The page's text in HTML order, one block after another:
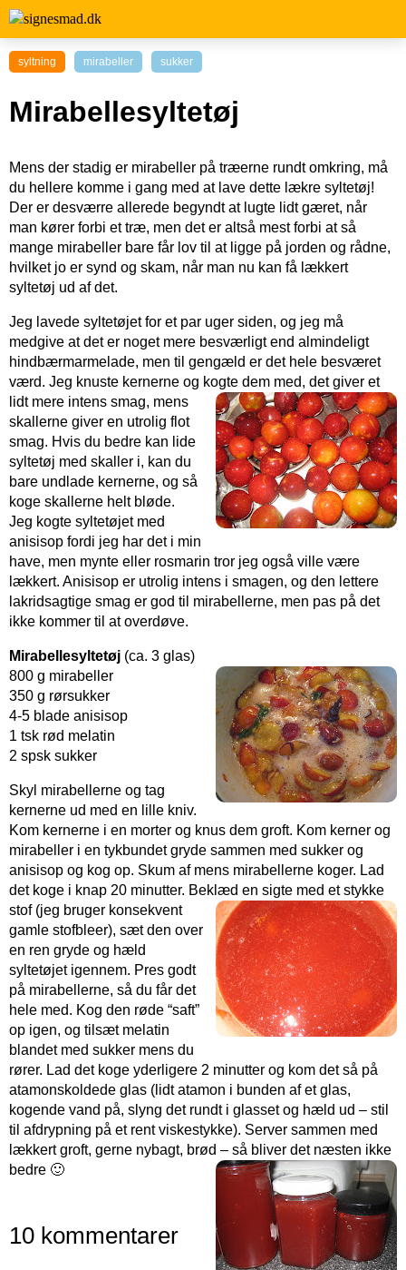
syltning mirabeller sukker
Mirabellesyltetøj
Mens der stadig er mirabeller på træerne rundt omkring, må
du hellere komme i gang med at lave dette lækre syltetøj!
Der er desværre allerede begyndt at lugte lidt gæret, når
man kører forbi et træ, men det er altså mest forbi at så
mange mirabeller bare får lov til at ligge på jorden og rådne,
hvilket jo er synd og skam, når man nu kan få lækkert
syltetøj ud af det.
Jeg lavede syltetøjet for et par uger siden, og jeg må
medgive at det er noget mere besværligt end almindeligt
hindbærmarmelade, men til gengæld er det hele besværet
værd. Jeg knuste kernerne og kogte dem med, det giver et
lidt mere intens smag, mens
skallerne giver en utrolig flot
smag. Hvis du bedre kan lide
syltetøj med skaller i, kan du
bare undlade kernerne, og så
koge skallerne helt bløde.
Jeg kogte syltetøjet med
anisisop fordi jeg har det i min
have, men mynte eller rosmarin tror jeg også ville være
lækkert. Anisisop er utrolig intens i smagen, og den lettere
lakridsagtige smag er god til mirabellerne, men pas på det
ikke kommer til at overdøve.
Mirabellesyltetøj (ca. 3 glas)
800 g mirabeller
350 g rørsukker
4-5 blade anisisop
1 tsk rød melatin
2 spsk sukker
Skyl mirabellerne og tag
kernerne ud med en lille kniv.
Kom kernerne i en morter og knus dem groft. Kom kerner og
mirabeller i en tykbundet gryde sammen med sukker og
anisisop og kog op. Skum af mens mirabellerne koger. Lad
det koge i knap 20 minutter. Beklæd en sigte med etstykke
stof (jeg bruger konsekvent
gamle stofbleer), sæt den over
en ren gryde og hæld
syltetøjet igennem. Pres godt
på mirabellerne, så du får det
hele med. Kog den røde “saft”
op igen, og tilsæt melatin
blandet med sukker mens du
rører. Lad det koge yderligere 2 minutter og kom det så på
atamonskoldede glas (lidt atamon i bunden af et glas,
kogende vand på, slyng det rundt i glasset og hæld ud – stil
til afdrypning på et rent viskestykke). Server sammen med
lækkert groft, gerne nybagt, brød – så bliver det næsten ikke
bedre 🙂
10 kommentarer